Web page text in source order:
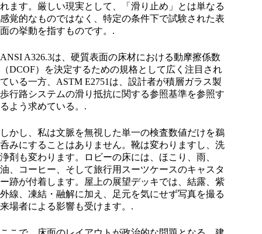
れます。厳しい現実として、「滑り止め」とは単なる
感覚的なものではなく、特定の条件下で試験された表
面の挙動を指すものです。.
ANSI A326.3は、硬質表面の床材における動摩擦係数
（DCOF）を決定するための規格として広く注目され
ている一方、ASTM E2751は、設計者が積層ガラス製
歩行路システムの滑り抵抗に関する参照基準を参照す
るよう求めている。.
しかし、私は文脈を無視した単一の検査数値だけを鵜
呑みにすることはありません。靴は変わりますし、洗
浄剤も変わります。ロビーの床には、ほこり、雨、
油、コーヒー、そして旅行用スーツケースのキャスタ
ー跡が付着します。屋上の展望デッキでは、結露、紫
外線、凍結・融解に加え、足元を気にせず写真を撮る
来場者による影響も受けます。.